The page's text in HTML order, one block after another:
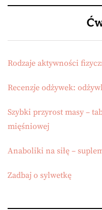
Rodzaje aktywności
Recenzje odżywek:
Szybki przyrost masy –
mięśniowej
Anaboliki na siłę –
Zadbaj o sylwetkę